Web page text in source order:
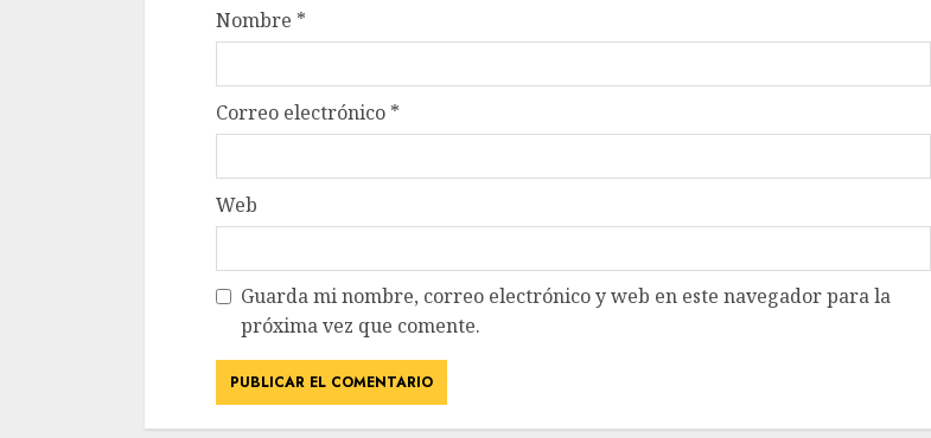
Nombre *
Correo electrónico *
Web
Guarda mi nombre, correo electrónico y web en este navegador para la
próxima vez que comente.